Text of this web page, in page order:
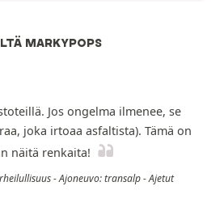
MARKYPOPS
Jos ongelma ilmenee, se
joka irtoaa asfaltista). Tämä on
näitä renkaita!
- Ajoneuvo: transalp - Ajetut